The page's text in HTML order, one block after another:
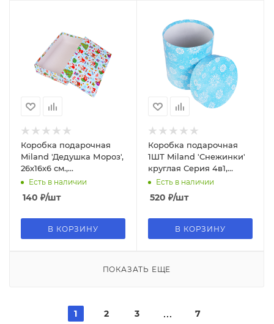
Коробка подарочная
Miland 'Дедушка Мороз',
26х16х6 см.,
прямоугольная (Серия
5в1), 1710
Есть в наличии
140 ₽/шт
В КОРЗИНУ
Коробка подарочная
1ШТ Miland 'Снежинки'
круглая Серия 4в1,
24х24х25 см., 1123
Есть в наличии
520 ₽/шт
В КОРЗИНУ
ПОКАЗАТЬ ЕЩЕ
1 2 3 7